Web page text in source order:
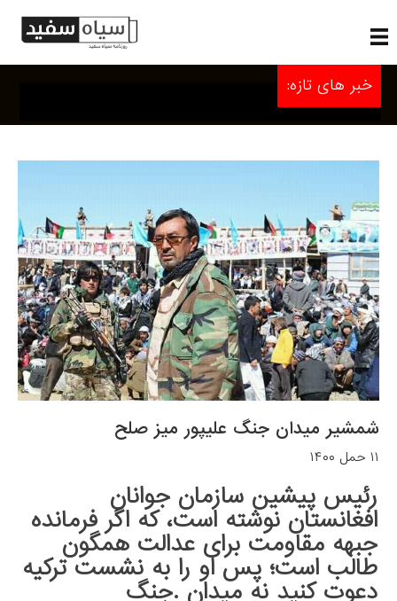
خبر های تازه:
شمشیر میدان جنگ علیپور میز صلح
۱۱ حمل ۱۴۰۰
رئیس پیشین سازمان جوانان
افغانستان نوشته است، که اگر فرمانده
جبهه مقاومت برای عدالت همگون
طالب است؛ پس او را به نشست ترکیه
دعوت کنید نه میدان .جنگ